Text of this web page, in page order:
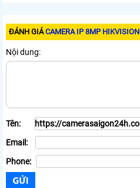
ĐÁNH GIÁCAMERA IP 8MP
Nội dung:
Tên:
Email:
Phone: